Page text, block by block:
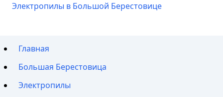
Электропилы в Большой Берестовице
Главная
Большая Берестовица
Электропилы